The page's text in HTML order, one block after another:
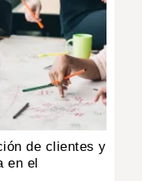
de clientes y
en el